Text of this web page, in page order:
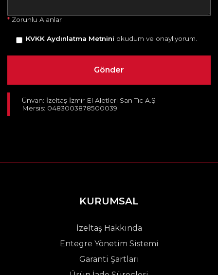
* Zorunlu Alanlar
KVKK Aydınlatma Metnini okudum ve onaylıyorum.
Ünvan: İzeltaş İzmir El Aletleri San Tic A.Ş
Mersis: 0483003878500039
KURUMSAL
İzeltaş Hakkında
Entegre Yönetim Sistemi
Garanti Şartları